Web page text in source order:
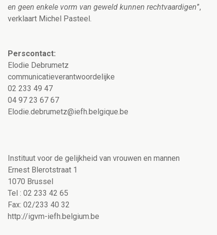
en geen enkele vorm van geweld kunnen rechtvaardigen”,
verklaart Michel Pasteel.
Perscontact:
Elodie Debrumetz
communicatieverantwoordelijke
02 233 49 47
04 97 23 67 67
Elodie.debrumetz@iefh.belgique.be
Instituut voor de gelijkheid van vrouwen en mannen
Ernest Blerotstraat 1
1070 Brussel
Tel : 02 233 42 65
Fax: 02/233 40 32
http://igvm-iefh.belgium.be